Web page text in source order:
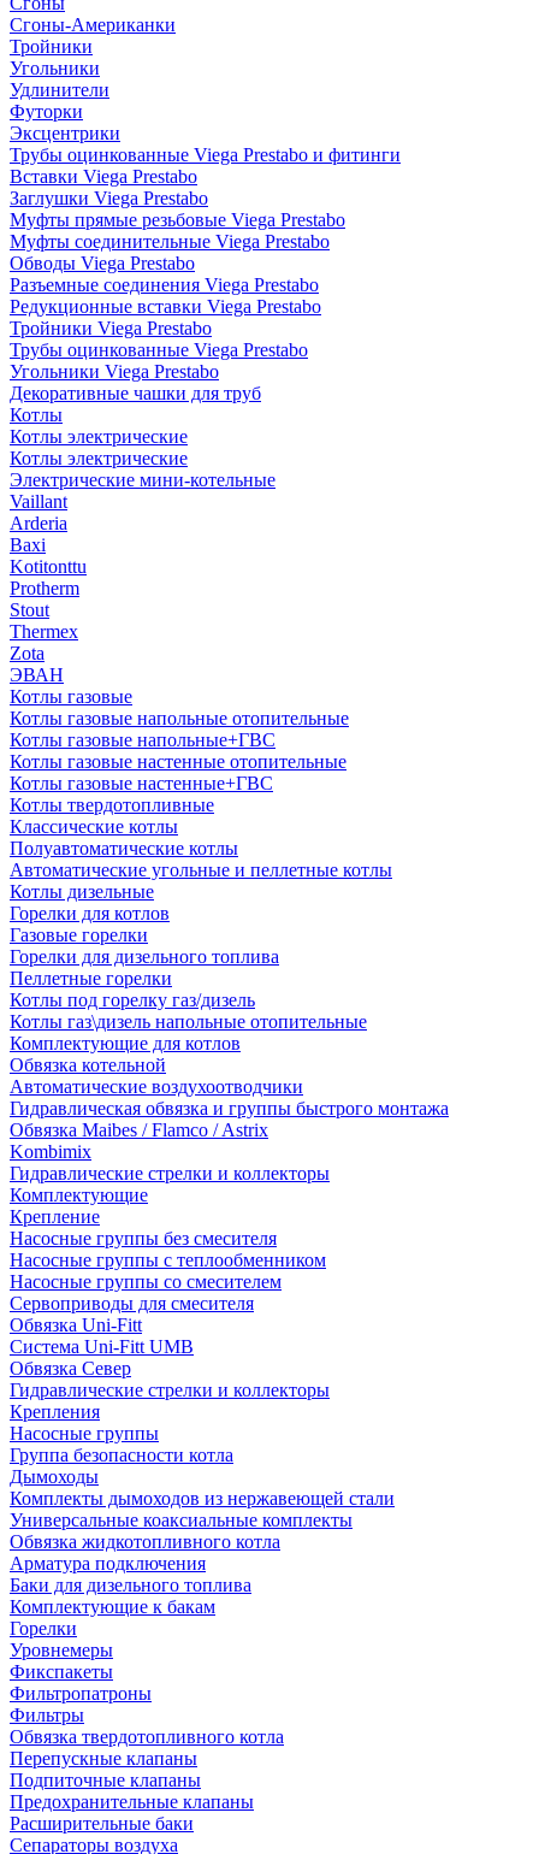
Сгоны-Американки
Тройники
Угольники
Удлинители
Футорки
Эксцентрики
Трубы оцинкованные Viega Prestabo и фитинги
Вставки Viega Prestabo
Заглушки Viega Prestabo
Муфты прямые резьбовые Viega Prestabo
Муфты соединительные Viega Prestabo
Обводы Viega Prestabo
Разъемные соединения Viega Prestabo
Редукционные вставки Viega Prestabo
Тройники Viega Prestabo
Трубы оцинкованные Viega Prestabo
Угольники Viega Prestabo
Декоративные чашки для труб
Котлы
Котлы электрические
Котлы электрические
Электрические мини-котельные
Vaillant
Arderia
Baxi
Kotitonttu
Protherm
Stout
Thermex
Zota
ЭВАН
Котлы газовые
Котлы газовые напольные отопительные
Котлы газовые напольные+ГВС
Котлы газовые настенные отопительные
Котлы газовые настенные+ГВС
Котлы твердотопливные
Классические котлы
Полуавтоматические котлы
Автоматические угольные и пеллетные котлы
Котлы дизельные
Горелки для котлов
Газовые горелки
Горелки для дизельного топлива
Пеллетные горелки
Котлы под горелку газ/дизель
Котлы газ\дизель напольные отопительные
Комплектующие для котлов
Обвязка котельной
Автоматические воздухоотводчики
Гидравлическая обвязка и группы быстрого монтажа
Обвязка Maibes / Flamco / Astrix
Kombimix
Гидравлические стрелки и коллекторы
Комплектующие
Крепление
Насосные группы без смесителя
Насосные группы с теплообменником
Насосные группы со смесителем
Сервоприводы для смесителя
Обвязка Uni-Fitt
Система Uni-Fitt UMB
Обвязка Север
Гидравлические стрелки и коллекторы
Крепления
Насосные группы
Группа безопасности котла
Дымоходы
Комплекты дымоходов из нержавеющей стали
Универсальные коаксиальные комплекты
Обвязка жидкотопливного котла
Арматура подключения
Баки для дизельного топлива
Комплектующие к бакам
Горелки
Уровнемеры
Фикспакеты
Фильтропатроны
Фильтры
Обвязка твердотопливного котла
Перепускные клапаны
Подпиточные клапаны
Предохранительные клапаны
Расширительные баки
Сепараторы воздуха